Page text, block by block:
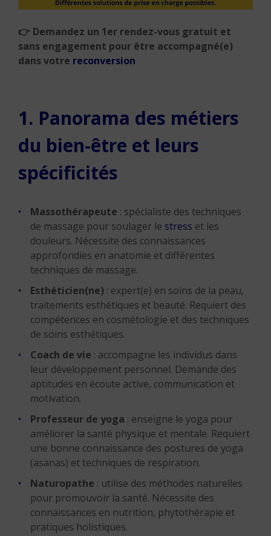
👉 Demandez un 1er rendez-vous gratuit et
sans engagement pour être accompagné(e)
dans votre reconversion
1. Panorama des métiers
du bien-être et leurs
spécificités
Massothérapeute : spécialiste des techniques
de massage pour soulager le stress et les
douleurs. Nécessite des connaissances
approfondies en anatomie et différentes
techniques de massage.
Esthéticien(ne) : expert(e) en soins de la peau,
traitements esthétiques et beauté. Requiert des
compétences en cosmétologie et des techniques
de soins esthétiques.
Coach de vie : accompagne les individus dans
leur développement personnel. Demande des
aptitudes en écoute active, communication et
motivation.
Professeur de yoga : enseigne le yoga pour
améliorer la santé physique et mentale. Requiert
une bonne connaissance des postures de yoga
(asanas) et techniques de respiration.
Naturopathe : utilise des méthodes naturelles
pour promouvoir la santé. Nécessite des
connaissances en nutrition, phytothérapie et
pratiques holistiques.